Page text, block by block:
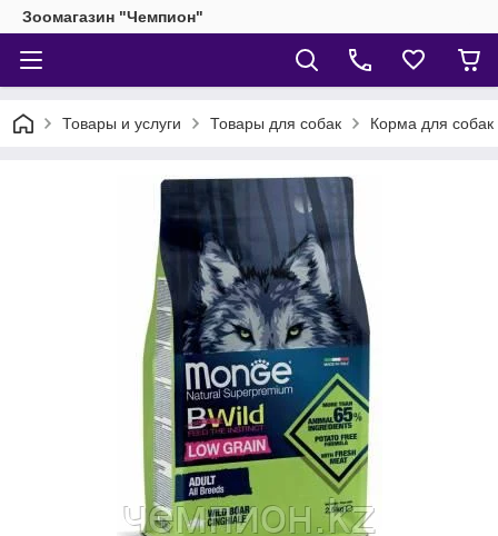
Зоомагазин "Чемпион"
Товары и услуги Товары для собак Корма для собак